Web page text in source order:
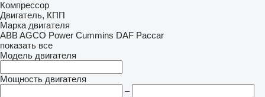
Компрессор
Двигатель, КПП
Марка двигателя
ABBAGCO Power Cummins DAF Paccar
показать все
Модель двигателя
Мощность двигателя
–